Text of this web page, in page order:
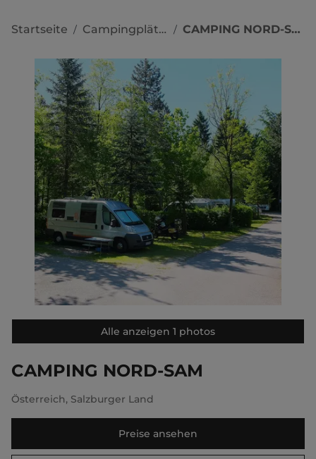
Startseite / Campingplätze / CAMPING NORD-SAM
Alle anzeigen 1 photos
CAMPING NORD-SAM
Österreich, Salzburger Land
Preise ansehen